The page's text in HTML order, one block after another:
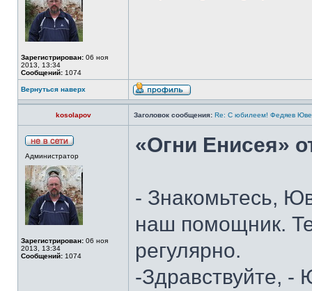
Зарегистрирован: 06 ноя
2013, 13:34
Сообщений: 1074
Вернуться наверх
kosolapov Заголовок сообщения: Re: С юбилеем! Федяев
Администратор
Зарегистрирован: 06 ноя
2013, 13:34
Сообщений: 1074
«Огни Енисея»
- Знакомьтесь,
наш помощник.
регулярно.
-Здравствуйте, -